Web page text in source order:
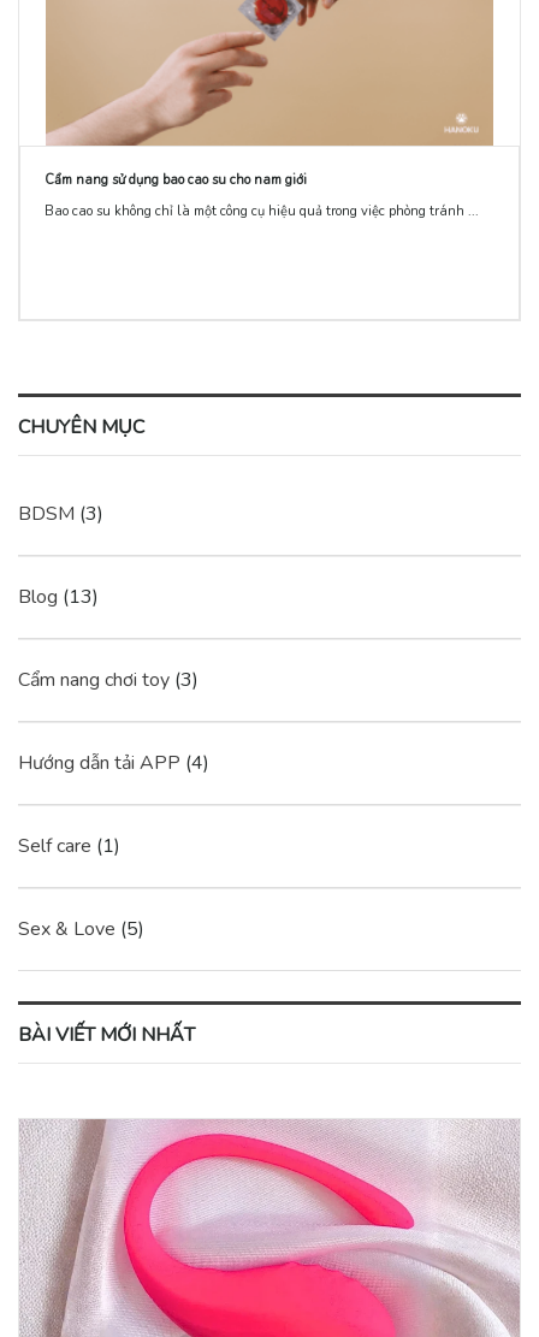
CHUYÊN MỤC
BDSM (3)
Blog (13)
Cẩm nang chơi toy (3)
Hướng dẫn tải APP (4)
Self care (1)
Sex & Love (5)
BÀI VIẾT MỚI NHẤT
Cẩm nang sử dụng bao cao su cho nam giới
Bao cao su không chỉ là một công cụ hiệu quả trong việc phòng tránh ...